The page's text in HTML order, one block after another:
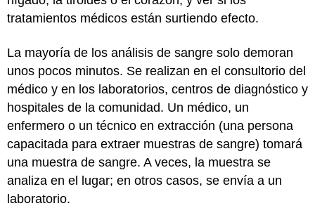
tratamientos médicos están surtiendo efecto.
La mayoría de los análisis de sangre solo demoran
unos pocos minutos. Se realizan en el consultorio del
médico y en los laboratorios, centros de diagnóstico y
hospitales de la comunidad. Un médico, un
enfermero o un técnico en extracción (una persona
capacitada para extraer muestras de sangre) tomará
una muestra de sangre. A veces, la muestra se
analiza en el lugar; en otros casos, se envía a un
laboratorio.